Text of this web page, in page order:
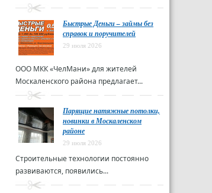
Быстрые Деньги – займы без
справок и поручителей
29 июля 2026
ООО МКК «ЧелМани» для жителей
Москаленского района предлагает...
Парящие натяжные потолки,
новинки в Москаленском
районе
29 июля 2026
Строительные технологии постоянно
развиваются, появились...